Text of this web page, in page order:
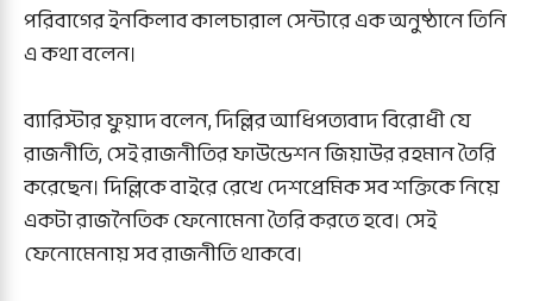
পরিবাগের ইনকিলাব কালচারাল সেন্টারে এক অনুষ্ঠানে তিনি
এ কথা বলেন।
ব্যারিস্টার ফুয়াদ বলেন, দিল্লির আধিপত্যবাদ বিরোধী যে
রাজনীতি, সেই রাজনীতির ফাউন্ডেশন জিয়াউর রহমান তৈরি
করেছেন। দিল্লিকে বাইরে রেখে দেশপ্রেমিক সব শক্তিকে নিয়ে
একটা রাজনৈতিক ফেনোমেনা তৈরি করতে হবে। সেই
ফেনোমেনায় সব রাজনীতি থাকবে।